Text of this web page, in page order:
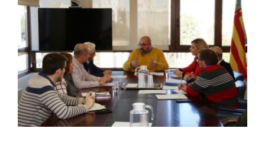
Contacto
Asóciate
El SERVEF y ADLYPSE se
reunieron para estrechar
la colaboración entre
ambas entidades
ADLYPSE CV